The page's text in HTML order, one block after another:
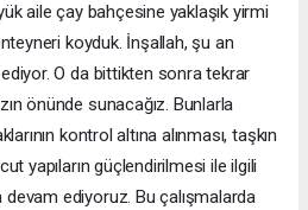
aile çay bahçesine yaklaşık yirmi
koyduk. İnşallah, şu an
O da bittikten sonra tekrar
önünde sunacağız. Bunlarla
kontrol altına alınması, taşkın
yapıların güçlendirilmesi ile ilgili
devam ediyoruz. Bu çalışmalarda